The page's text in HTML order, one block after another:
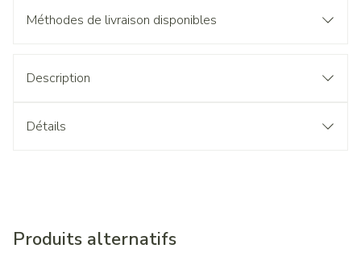
Méthodes de livraison disponibles
Description
Détails
Produits alternatifs